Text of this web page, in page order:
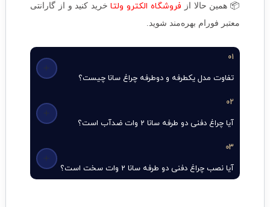
📦 همین حالا از فروشگاه الکترو ولتاخرید کنید و از گارانتی
معتبر فورام بهره‌مند شوید.
01
تفاوت مدل یکطرفه و دوطرفه چراغ سانا چیست؟
02
آیا چراغ دفنی دو طرفه سانا 2 وات ضدآب است؟
03
آیا نصب چراغ دفنی دو طرفه سانا 2 وات سخت است؟